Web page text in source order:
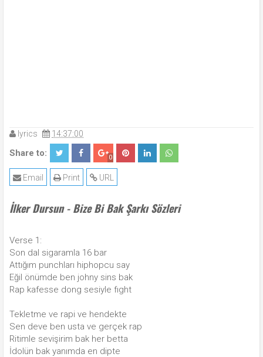
lyrics 14:37:00
Share to: 0
URL
Print
Email
İlker Dursun - Bize Bi Bak Şarkı Sözleri
Verse 1:
Son dal sigaramla 16 bar
Attığım punchları hiphopcu say
Eğil önümde ben johny sins bak
Rap kafesse dong sesiyle fıght
Tekletme ve rapi ve hendekte
Sen deve ben usta ve gerçek rap
Ritimle sevişirim bak her betta
İdolün bak yanımda en dipte